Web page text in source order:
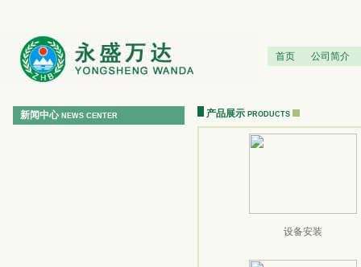
首页 公司简介
新闻中心 NEWS CENTER 产品展示 PRODUCTS
设备安装